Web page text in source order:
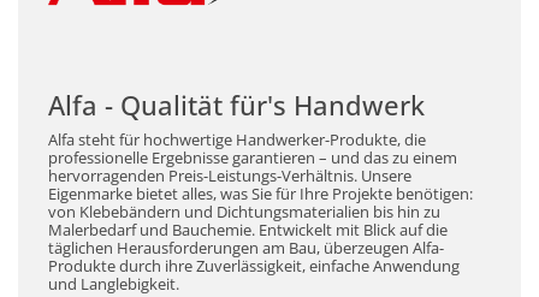
Alfa - Qualität für's Handwerk
Alfa steht für hochwertige Handwerker-Produkte, die
professionelle Ergebnisse garantieren – und das zu einem
hervorragenden Preis-Leistungs-Verhältnis. Unsere
Eigenmarke bietet alles, was Sie für Ihre Projekte benötigen:
von Klebebändern und Dichtungsmaterialien bis hin zu
Malerbedarf und Bauchemie. Entwickelt mit Blick auf die
täglichen Herausforderungen am Bau, überzeugen Alfa-
Produkte durch ihre Zuverlässigkeit, einfache Anwendung
und Langlebigkeit.